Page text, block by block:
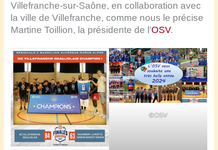
Villefranche-sur-Saône, en collaboration avec
la ville de Villefranche, comme nous le précise
Martine Toillion, la présidente de l’OSV.
©OSV